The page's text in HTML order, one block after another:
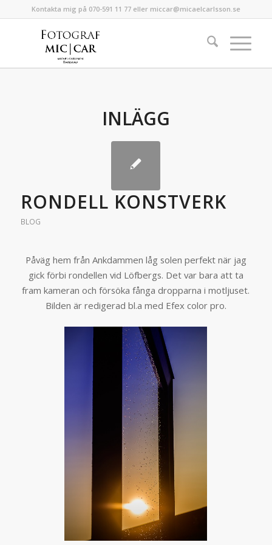
Kontakta mig på 070-591 11 77 eller miccar@micaelcarlsson.se
INLÄGG
RONDELL KONSTVERK
BLOG
Påväg hem från Ankdammen låg solen perfekt när jag
gick förbi rondellen vid Löfbergs. Det var bara att ta
fram kameran och försöka fånga dropparna i motljuset.
Bilden är redigerad bl.a med Efex color pro.